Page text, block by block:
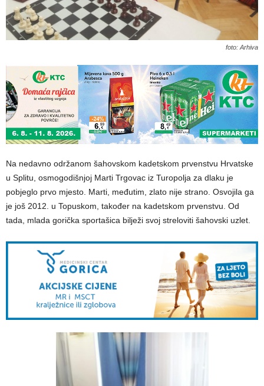
foto: Arhiva
Na nedavno održanom šahovskom kadetskom prvenstvu Hrvatske
u Splitu, osmogodišnjoj Marti Trgovac iz Turopolja za dlaku je
pobjeglo prvo mjesto. Marti, međutim, zlato nije strano. Osvojila ga
je još 2012. u Topuskom, također na kadetskom prvenstvu. Od
tada, mlada gorička sportašica bilježi svoj streloviti šahovski uzlet.